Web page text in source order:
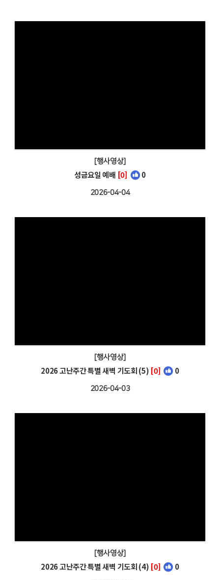
[행사영상]
성금요일 예배 [0] 0
2026-04-04
[행사영상]
2026 고난주간 특별 새벽 기도회 (5) [0] 0
2026-04-03
[행사영상]
2026 고난주간 특별 새벽 기도회 (4) [0] 0